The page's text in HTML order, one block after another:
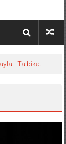
Tatbikatı